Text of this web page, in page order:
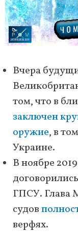
Вчера
том, что в
заключен
оружие, в
Украине.
В ноябре
ГПСУ. Глава
судов
верфях.